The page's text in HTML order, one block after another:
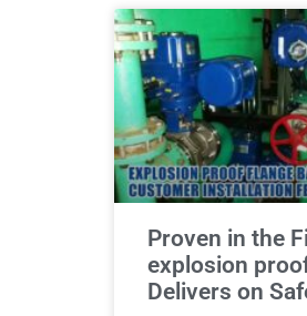
Proven in the
explosion
Delivers on